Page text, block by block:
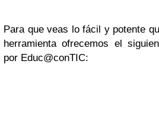
Para que veas lo fácil y potente
herramienta ofrecemos el
por Educ@conTIC: